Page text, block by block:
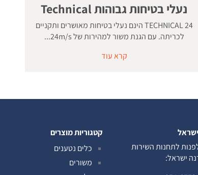
נעלי בטיחות גבוהות Technical
TECHNICAL 24 הינם נעלי בטיחות מאושרים ותקניים
לכריתה. עם הגנת משור למהירות של 24m/s...
קרא עוד
לתחנות השירות
ישראל:
קטגוריות מוצרים
כלים נטענים
משורים